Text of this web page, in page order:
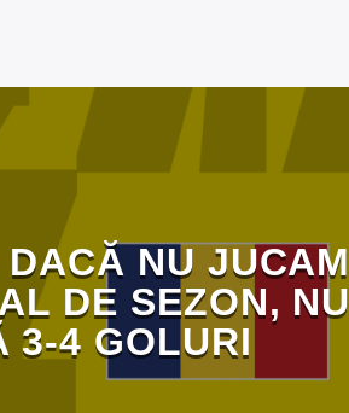
NU JUCAM
DE SEZON, NU
3-4 GOLURI